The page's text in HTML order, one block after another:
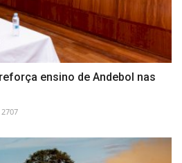
ensino de Andebol nas
2707